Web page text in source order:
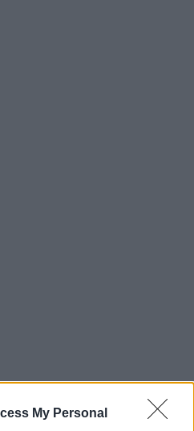
My Personal
, moska , pushtimi i